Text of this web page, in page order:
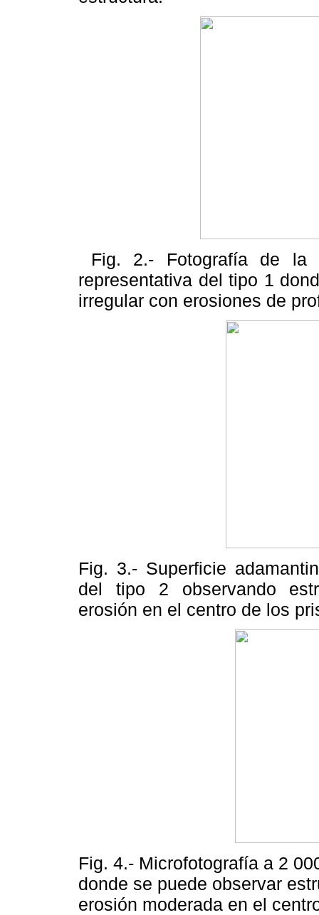
Fig. 2.- Fotografía de la
representativa del tipo 1
irregular con erosiones de
Fig. 3.- Superficie
del tipo 2 observando
erosión en el centro de los
Fig. 4.- Microfotografía a 2
donde se puede observar
erosión moderada en el